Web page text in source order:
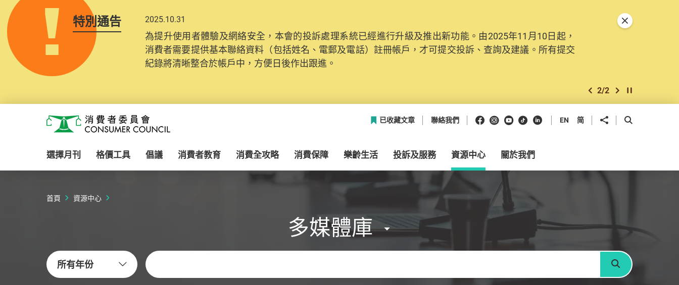
特別通告 2025.10.31
為提升使用者體驗及網絡安全，本會的投訴處理系統已經進行升級及推出新功能。由2025年11月10日起，
消費者需要提供基本聯絡資料（包括姓名、電郵及電話）註冊帳戶，才可提交投訴、查詢及建議。所有提交
紀錄將清晰整合於帳戶中，方便日後作出跟進。
上一個
2/2 下一個開始/暫停幻燈
關閉特別通告
消費者委員會
已收藏文章 聯絡我們 Facebook
Instagram
Youtube
抖音領英 EN 简 分享到 開啟搜尋框
選擇月刊 格價工具 倡議 消費者教育 消費全攻略 消費保障 樂齡生活 投訴及服務 資源中心 關於我們
首頁 資源中心
多媒體庫
所有年份
關鍵字
搜尋